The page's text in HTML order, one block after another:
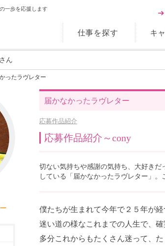
一歩を応援します
仕事を探す キ
ん
ったラヴレター
届かなかったラヴレター
応募作品紹介
応募作品紹介～cony
切ない気持ちや感謝の気持ち、大好き
している「届かなかったラヴレター」
僕たちが生まれて今年で２５年が経
迷い道の様なこれまでの人生で、
多分これからもたくさん迷って、た